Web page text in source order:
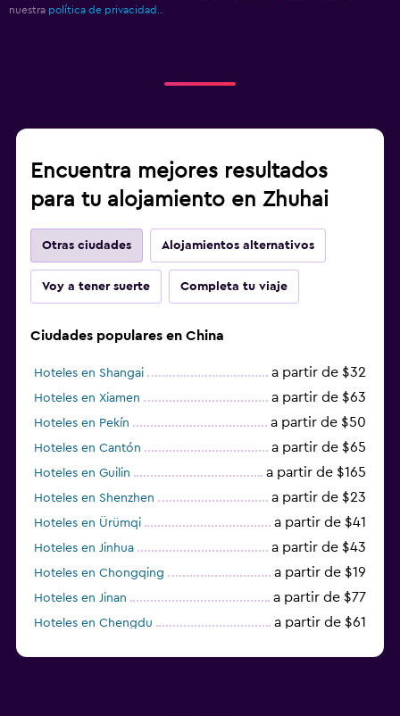
nuestra política de privacidad.
Encuentra mejores resultados
para tu alojamiento en Zhuhai
Otras ciudades Alojamientos alternativos
Voy a tener suerte Completa tu viaje
Ciudades populares en China
Hoteles en Shangai a partir de $32
Hoteles en Xiamen a partir de $63
Hoteles en Pekín a partir de $50
Hoteles en Cantón a partir de $65
Hoteles en Guilin a partir de $165
Hoteles en Shenzhen a partir de $23
Hoteles en Ürümqi a partir de $41
Hoteles en Jinhua a partir de $43
Hoteles en Chongqing a partir de $19
Hoteles en Jinan a partir de $77
Hoteles en Chengdu a partir de $61